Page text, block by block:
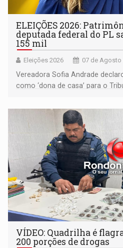
ELEIÇÕES 2026:
deputada federal do PL
155 mil
Eleições 2026 07 de Agosto
Vereadora Sofia Andrade
como ‘dona de casa’ para o
VÍDEO: Quadrilha é
200 porções de drogas